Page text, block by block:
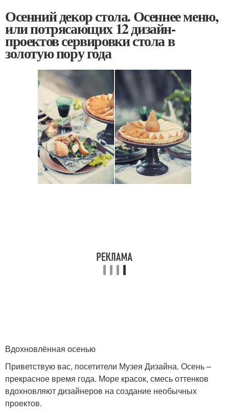
Осенний декор стола. Осеннее меню,
или потрясающих 12 дизайн-
проектов сервировки стола в
золотую пору года
Вдохновлённая осенью
Приветствую вас, посетители Музея Дизайна. Осень –
прекрасное время года. Море красок, смесь оттенков
вдохновляют дизайнеров на создание необычных
проектов.